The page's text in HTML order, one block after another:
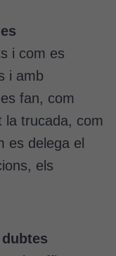
i com es
i amb
fan, com
la trucada, com
es delega el
els